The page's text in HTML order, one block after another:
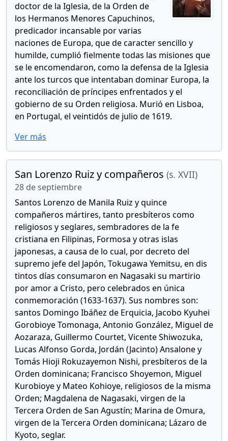
doctor de la Iglesia, de la Orden de
los Hermanos Menores Capuchinos,
predicador incansable por varias
naciones de Europa, que de caracter sencillo y
humilde, cumplió fielmente todas las misiones que
se le encomendaron, como la defensa de la Iglesia
ante los turcos que intentaban dominar Europa, la
reconciliación de príncipes enfrentados y el
gobierno de su Orden religiosa. Murió en Lisboa,
en Portugal, el veintidós de julio de 1619.
Ver más
San Lorenzo Ruiz y compañeros (s. XVII)
28 de septiembre
Santos Lorenzo de Manila Ruiz y quince
compañeros mártires, tanto presbíteros como
religiosos y seglares, sembradores de la fe
cristiana en Filipinas, Formosa y otras islas
japonesas, a causa de lo cual, por decreto del
supremo jefe del Japón, Tokugawa Yemitsu, en dis
tintos días consumaron en Nagasaki su martirio
por amor a Cristo, pero celebrados en única
conmemoración (1633-1637). Sus nombres son:
santos Domingo Ibáñez de Erquicia, Jacobo Kyuhei
Gorobioye Tomonaga, Antonio González, Miguel de
Aozaraza, Guillermo Courtet, Vicente Shiwozuka,
Lucas Alfonso Gorda, Jordán (Jacinto) Ansalone y
Tomás Hioji Rokuzayemon Nishi, presbíteros de la
Orden dominicana; Francisco Shoyemon, Miguel
Kurobioye y Mateo Kohioye, religiosos de la misma
Orden; Magdalena de Nagasaki, virgen de la
Tercera Orden de San Agustín; Marina de Omura,
virgen de la Tercera Orden dominicana; Lázaro de
Kyoto, seglar.